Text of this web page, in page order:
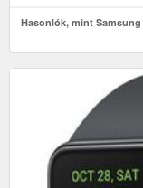
Hasonlók, mint